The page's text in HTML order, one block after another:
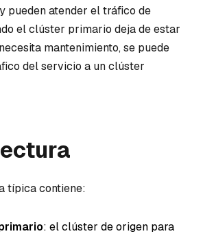
pueden atender el tráfico de
el clúster primario deja de estar
mantenimiento, se puede
del servicio a un clúster
típica contiene:
: el clúster de origen para